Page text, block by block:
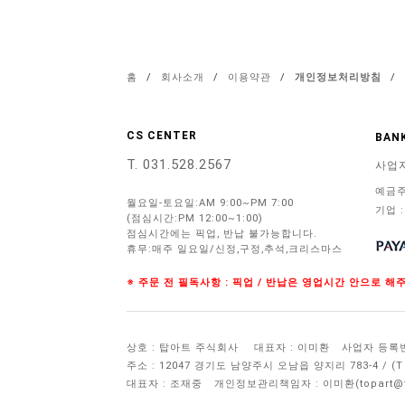
홈 / 회사소개 / 이용약관 / 개인정보처리방침 /
CS CENTER
T. 031.528.2567
월요일-토요일:AM 9:00~PM 7:00
(점심시간:PM 12:00~1:00)
점심시간에는 픽업, 반납 불가능합니다.
휴무:매주 일요일/신정,구정,추석,크리스마스
사업
예금
기업
※ 주문 전 필독사항 : 픽업 / 반납은 영업시간 안으로 해
상호 : 탑아트 주식회사 대표자 : 이미환
사업자 등록
주소 : 12047 경기도 남양주시 오남읍 양지리 783-4 /
대표자 : 조재중
개인정보관리책임자 : 이미환